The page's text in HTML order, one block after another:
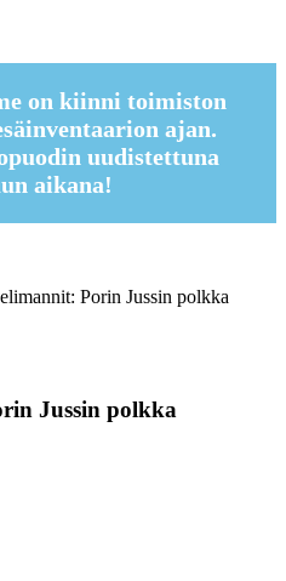
on kiinni toimiston
ajan.
uudistettuna
aikana!
Porin Jussin polkka
Jussin polkka